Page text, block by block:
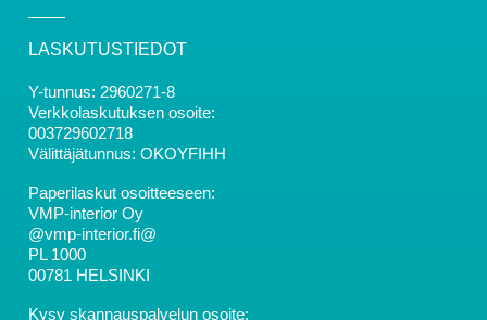
LASKUTUSTIEDOT
Y-tunnus: 2960271-8
Verkkolaskutuksen osoite:
003729602718
Välittäjätunnus: OKOYFIHH
Paperilaskut osoitteeseen:
VMP-interior Oy
@vmp-interior.fi@
PL 1000
00781 HELSINKI
Kysy skannauspalvelun osoite: